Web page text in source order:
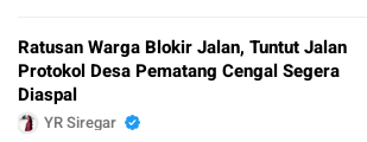
Ratusan Warga Blokir Jalan, Tuntut Jalan
Protokol Desa Pematang Cengal Segera
Diaspal
YR Siregar